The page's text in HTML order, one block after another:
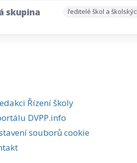
skupina ředitelé škol a
Řízení školy
DVPP.info
souborů cookie